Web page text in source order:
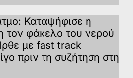
Καταψήφισε η
τον φάκελο του νερού
με fast track
πριν τη συζήτηση στη